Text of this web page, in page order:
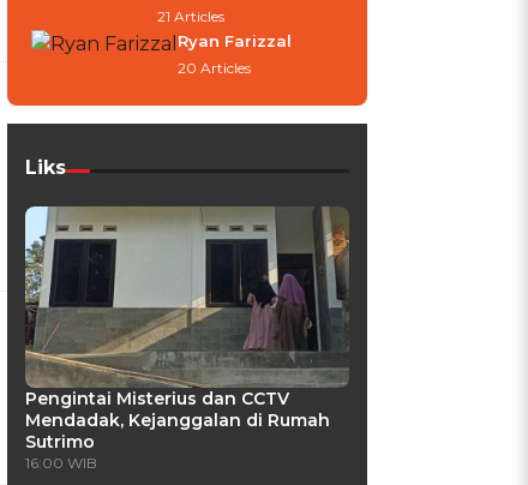
21 Articles
Ryan Farizzal
20 Articles
Liks
Pengintai Misterius dan CCTV
Mendadak, Kejanggalan di Rumah
Sutrimo
16:00 WIB